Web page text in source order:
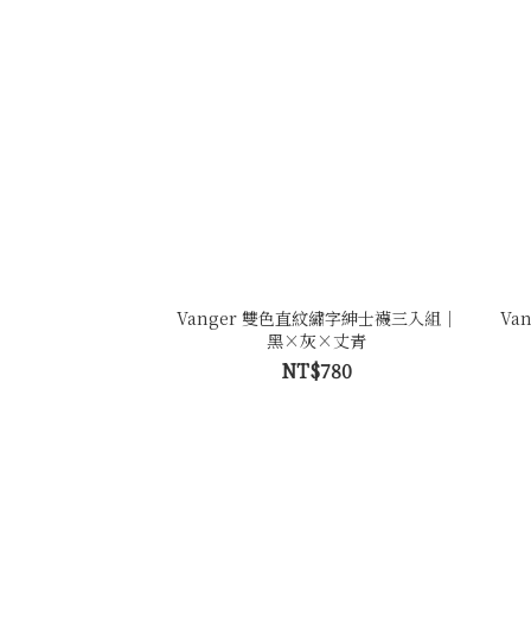
Vanger 雙色直紋繡字紳士襪三入組｜
黑×灰×丈青
NT$780